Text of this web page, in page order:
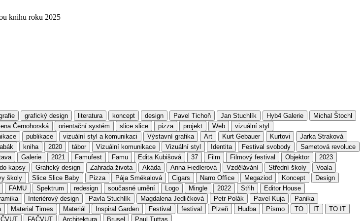
knihu roku 2025
grafický design literatura koncept design Pavel Tichoň Jan Stuchlík Hyb4 Galerie
Michal Štochl
Černohorská orientační systém slice slice pizza projekt Web
vizuální styl
publikace vizuální styl a komunikaci Výstavní grafika Art Kurt Gebauer Kurtovi
Jarka Straková
kniha 2020 tábor Vizuální komunikace Vizuální styl Identita Festival svobody
Sametová revoluce
Galerie 2021 Famufest Famu Edita Kubišová 37 Film Filmový festival Objektor
2023
kapsy Grafický design Zahrada života Akáda Anna Fiedlerová Vzdělávání Střední školy
Voala
školy Slice Slice Baby Pizza Pája Smékalová Cigars Narro Office Megaziod Koncept
Design
FAMU Spektrum redesign současné umění Logo Mingle 2022 Střih
Editor House
Interiérový design Pavla Stuchlík Magdalena Jedličková Petr Polák Pavel Kuja
Panika
Material Times Materiál Inspiral Garden Festival festival Plzeň Hudba Písmo TO IT
TO IT
ČVUT FAČVUT Architektura Brusel Paul Tuttas